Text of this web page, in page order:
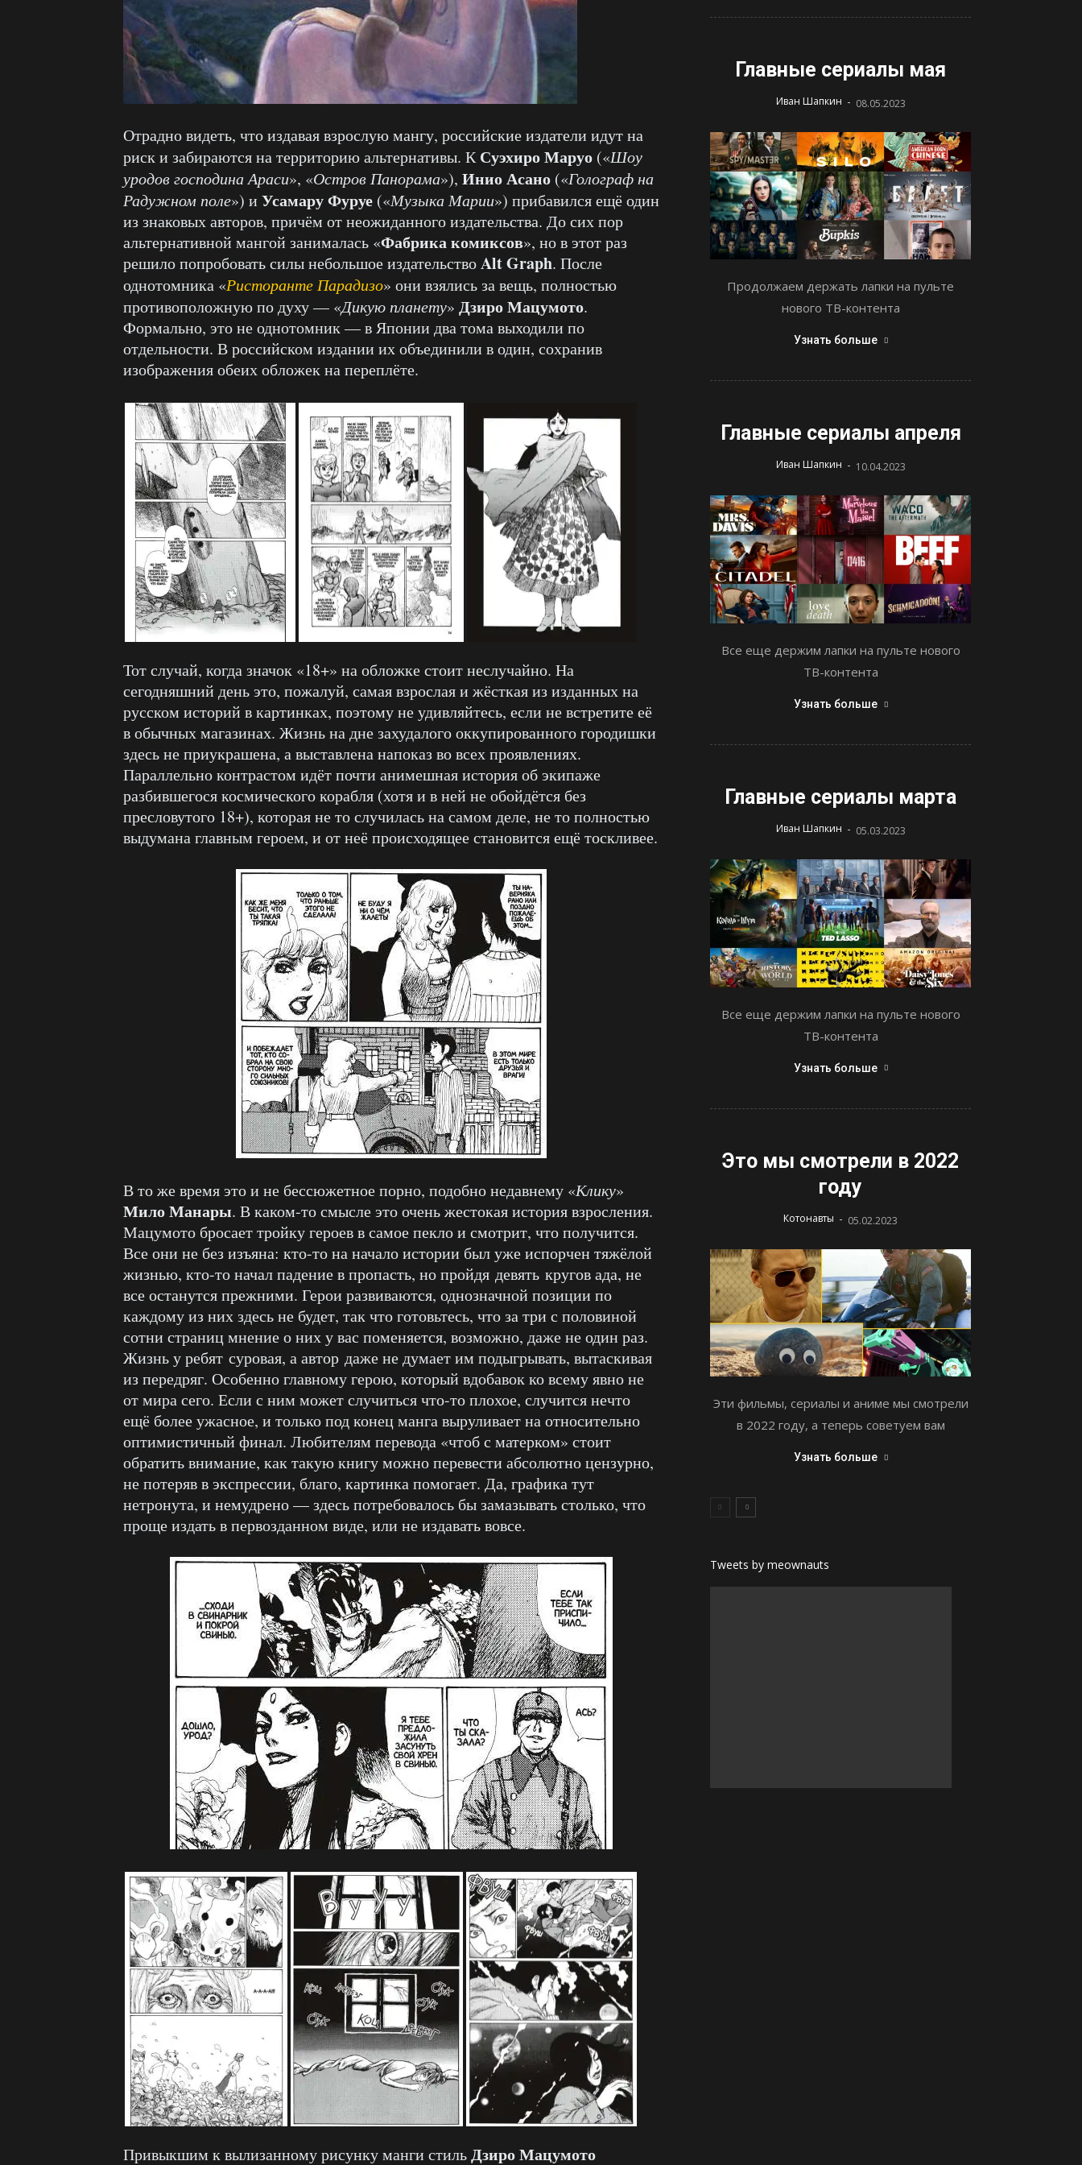
Отрадно видеть, что издавая взрослую мангу, российские издатели идут на
риск и забираются на территорию альтернативы. КСуэхиро Маруо («Шоу
уродов господина Араси», «Остров Панорама»), Инио Асано («Голограф на
Радужном поле») и Усамару Фуруе («Музыка Марии») прибавился ещё один
из знаковых авторов, причём от неожиданного издательства. До сих пор
альтернативной мангой занималась «Фабрика комиксов», но в этот раз
решило попробовать силы небольшое издательствоAlt Graph. После
однотомника «Ристоранте Парадизо» они взялись за вещь, полностью
противоположную по духу — «Дикую планету» Дзиро Мацумото.
Формально, это не однотомник — в Японии два тома выходили по
отдельности. В российском издании их объединили в один, сохранив
изображения обеих обложек на переплёте.
Тот случай, когда значок «18+» на обложке стоит неслучайно. На
сегодняшний день это, пожалуй, самая взрослая и жёсткая из изданных на
русском историй в картинках, поэтому не удивляйтесь, если не встретите её
в обычных магазинах. Жизнь на дне захудалого оккупированного городишки
здесь не приукрашена, а выставлена напоказ во всех проявлениях.
Параллельно контрастом идёт почти анимешная история об экипаже
разбившегося космического корабля (хотя и в ней не обойдётся без
пресловутого 18+), которая не то случилась на самом деле, не то полностью
выдумана главным героем, и от неё происходящее становится ещё тоскливее.
В то же время это и не бессюжетное порно, подобно недавнему «Клику»
Мило Манары. В каком-то смысле это очень жестокая история взросления.
Мацумото бросает тройку героев в самое пекло и смотрит, что получится.
Все они не без изъяна: кто-то на начало истории был уже испорчен тяжёлой
жизнью, кто-то начал падение в пропасть, но пройдя девять кругов ада, не
все останутся прежними. Герои развиваются, однозначной позиции по
каждому из них здесь не будет, так что готовьтесь, что за три с половиной
сотни страниц мнение о них у вас поменяется, возможно, даже не один раз.
Жизнь у ребят суровая, а автор даже не думает им подыгрывать, вытаскивая
из передряг. Особенно главному герою, который вдобавок ко всему явно не
от мира сего. Если с ним может случиться что-то плохое, случится нечто
ещё более ужасное, и только под конец манга выруливает на относительно
оптимистичный финал. Любителям перевода «чтоб с матерком» стоит
обратить внимание, как такую книгу можно перевести абсолютно цензурно,
не потеряв в экспрессии, благо, картинка помогает. Да, графика тут
нетронута, и немудрено — здесь потребовалось бы замазывать столько, что
проще издать в первозданном виде, или не издавать вовсе.
Привыкшим к вылизанному рисунку манги стильДзиро Мацумото
Главные сериалы мая
Иван Шапкин - 08.05.2023
Продолжаем держать лапки на пульте
нового ТВ-контента
Узнать больше
Главные сериалы апреля
Иван Шапкин - 10.04.2023
Все еще держим лапки на пульте нового
ТВ-контента
Узнать больше
Главные сериалы марта
Иван Шапкин - 05.03.2023
Все еще держим лапки на пульте нового
ТВ-контента
Узнать больше
Это мы смотрели в 2022
году
Котонавты - 05.02.2023
Эти фильмы, сериалы и аниме мы смотрели
в 2022 году, а теперь советуем вам
Узнать больше
Tweets by meownauts